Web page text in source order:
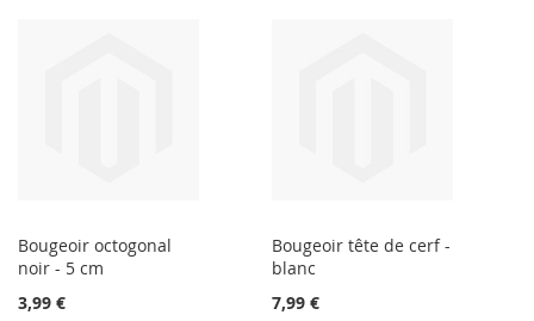
Bougeoir octogonal
noir - 5 cm
3,99 €
Bougeoir tête de cerf -
blanc
7,99 €